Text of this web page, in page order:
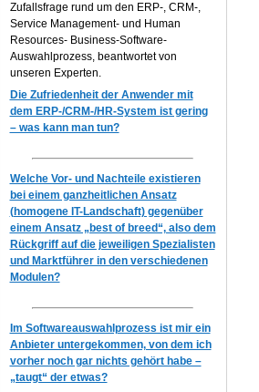
Zufallsfrage rund um den ERP-, CRM-,
Service Management- und Human
Resources- Business-Software-
Auswahlprozess, beantwortet von
unseren Experten.
Die Zufriedenheit der Anwender mit
dem ERP-/CRM-/HR-System ist gering
– was kann man tun?
Welche Vor- und Nachteile existieren
bei einem ganzheitlichen Ansatz
(homogene IT-Landschaft) gegenüber
einem Ansatz „best of breed“, also dem
Rückgriff auf die jeweiligen Spezialisten
und Marktführer in den verschiedenen
Modulen?
Im Softwareauswahlprozess ist mir ein
Anbieter untergekommen, von dem ich
vorher noch gar nichts gehört habe –
„taugt“ der etwas?